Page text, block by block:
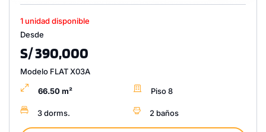
1 unidad disponible
Desde
S/ 390,000
Modelo FLAT X03A
66.50 m² Piso 8
3 dorms. 2 baños